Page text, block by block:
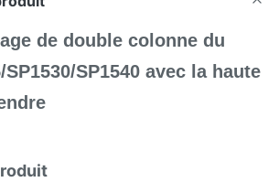
de double colonne du
SP1540 avec la haute